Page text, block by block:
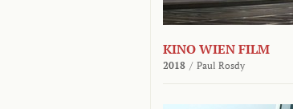
KINO WIEN FILM
2018 / Paul Rosdy